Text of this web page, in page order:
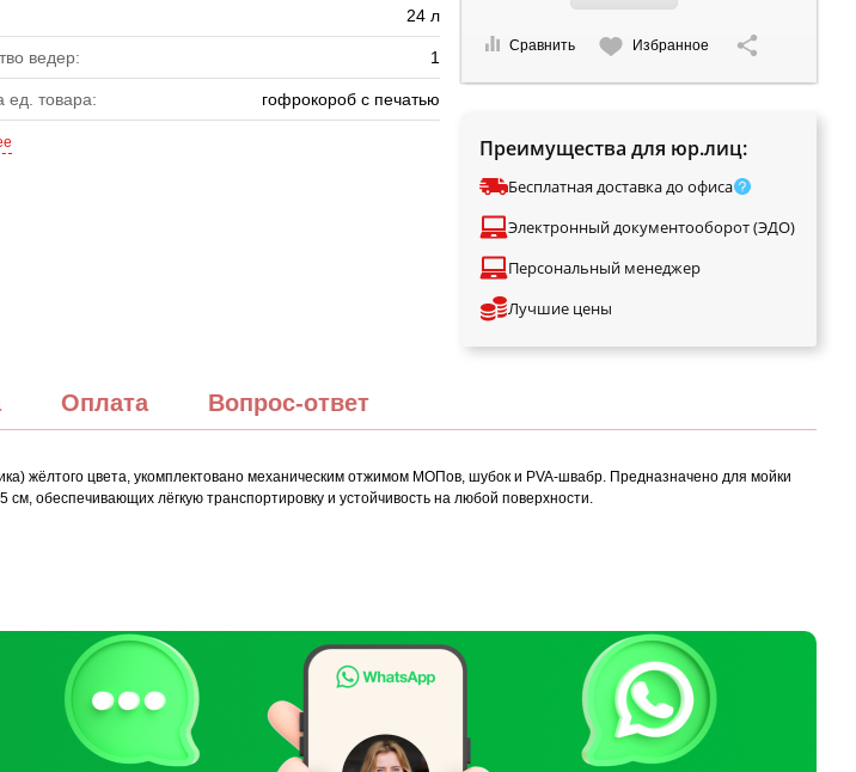
24 л
ведер: 1
ед. товара: гофрокороб с печатью
Сравнить Избранное
Преимущества для юр.лиц:
Бесплатная доставка до офиса
Электронный документооборот (ЭДО)
Персональный менеджер
Лучшие цены
Оплата Вопрос-ответ
жёлтого цвета, укомплектовано механическим отжимом МОПов, шубок и PVA-швабр. Предназначено для мойки
обеспечивающих лёгкую транспортировку и устойчивость на любой поверхности.